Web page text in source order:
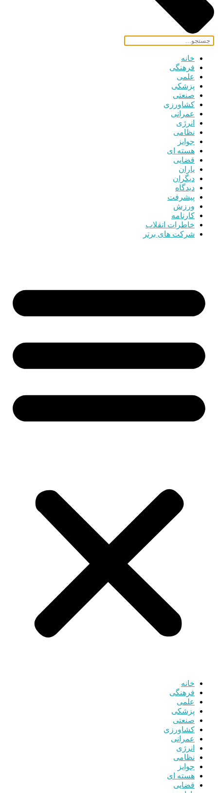
خانه
فرهنگی
علمی
پزشکی
صنعتی
کشاورزی
عمرانی
انرژی
نظامی
جوایز
هسته ای
قضایی
یاران
دیگران
دیدگاه
پیشرفت
ورزش
کارنامه
خاطرات انقلاب
شرکت های برتر
خانه
فرهنگی
علمی
پزشکی
صنعتی
کشاورزی
عمرانی
انرژی
نظامی
جوایز
هسته ای
قضایی